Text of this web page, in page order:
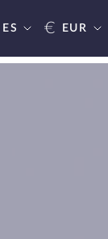
ES € EUR